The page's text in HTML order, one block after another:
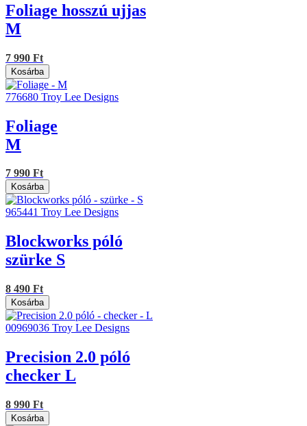
Foliage hosszú ujjas
M
7 990 Ft
Kosárba
776680 Troy Lee Designs
Foliage
M
7 990 Ft
Kosárba
965441 Troy Lee Designs
Blockworks póló
szürke S
8 490 Ft
Kosárba
00969036 Troy Lee Designs
Precision 2.0 póló
checker L
8 990 Ft
Kosárba